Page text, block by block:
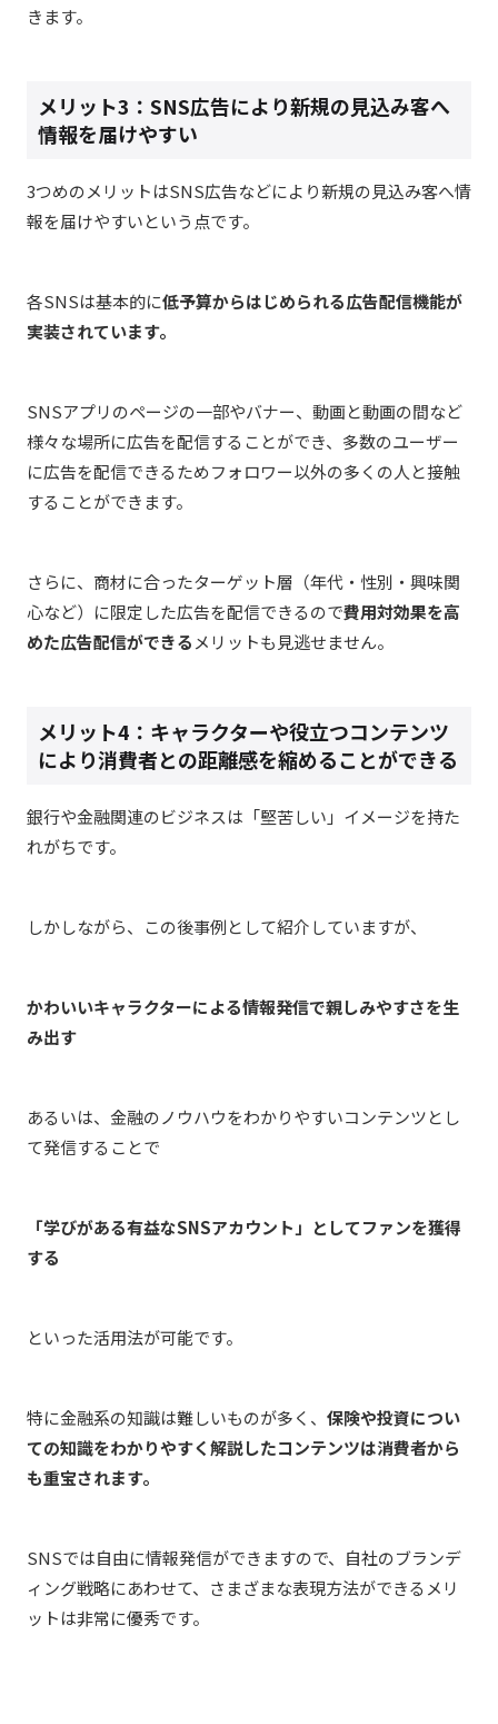
きます。
メリット3：SNS広告により新規の見込み客へ
情報を届けやすい
3つめのメリットはSNS広告などにより新規の見込み客へ情
報を届けやすいという点です。
各SNSは基本的に低予算からはじめられる広告配信機能が
実装されています。
SNSアプリのページの一部やバナー、動画と動画の間など
様々な場所に広告を配信することができ、多数のユーザー
に広告を配信できるためフォロワー以外の多くの人と接触
することができます。
さらに、商材に合ったターゲット層（年代・性別・興味関
心など）に限定した広告を配信できるので費用対効果を高
めた広告配信ができる メリットも見逃せません。
メリット4：キャラクターや役立つコンテンツ
により消費者との距離感を縮めることができる
銀行や金融関連のビジネスは「堅苦しい」イメージを持た
れがちです。
しかしながら、この後事例として紹介していますが、
かわいいキャラクターによる情報発信で親しみやすさを生
み出す
あるいは、金融のノウハウをわかりやすいコンテンツとし
て発信することで
「学びがある有益なSNSアカウント」としてファンを獲得
する
といった活用法が可能です。
特に金融系の知識は難しいものが多く、 保険や投資につい
ての知識をわかりやすく解説したコンテンツは消費者から
も重宝されます。
SNSでは自由に情報発信ができますので、自社のブランデ
ィング戦略にあわせて、さまざまな表現方法ができるメリ
ットは非常に優秀です。